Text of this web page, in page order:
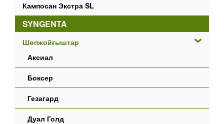
Кампосан Экстра SL
SYNGENTA
Шөпжойғыштар
Аксиал
Боксер
Гезагард
Дуал Голд